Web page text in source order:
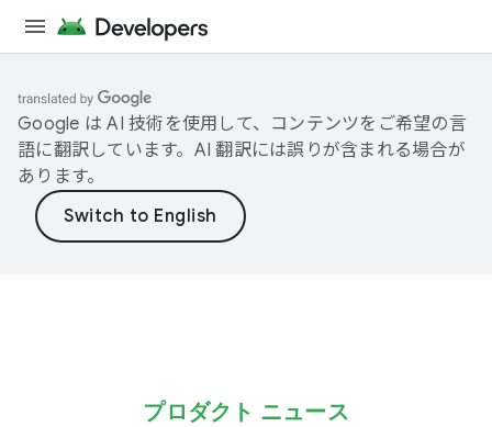
Google は AI 技術を使用して、コンテンツをご希望の言
語に翻訳しています。AI 翻訳には誤りが含まれる場合が
あります。
プロダクト ニュース